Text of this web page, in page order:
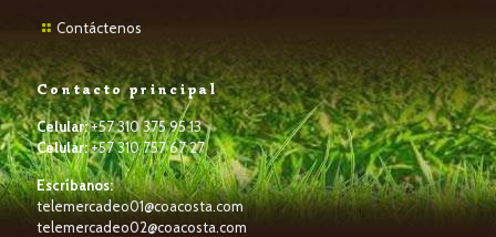
Contáctenos
Contacto principal
Celular:+57 310 375 95 13
Celular:+57 310 757 67 27
Escríbanos:
telemercadeo01@coacosta.com
telemercadeo02@coacosta.com